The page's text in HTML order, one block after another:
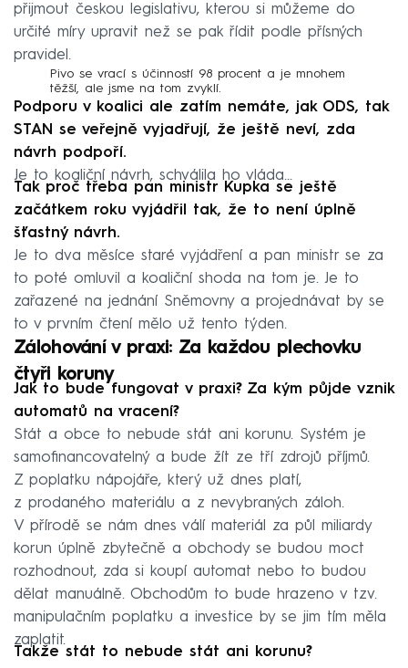
přijmout českou legislativu, kterou si můžeme do
určité míry upravit než se pak řídit podle přísných
pravidel.
Pivo se vrací s účinností 98 procent a je mnohem
těžší, ale jsme na tom zvyklí.
Podporu v koalici ale zatím nemáte, jak ODS, tak
STAN se veřejně vyjadřují, že ještě neví, zda
návrh podpoří.
Je to koaliční návrh, schválila ho vláda…
Tak proč třeba pan ministr Kupka se ještě
začátkem roku vyjádřil tak, že to není úplně
šťastný návrh.
Je to dva měsíce staré vyjádření a pan ministr se za
to poté omluvil a koaliční shoda na tom je. Je to
zařazené na jednání Sněmovny a projednávat by se
to v prvním čtení mělo už tento týden.
Zálohování v praxi: Za každou plechovku
čtyři koruny
Jak to bude fungovat v praxi? Za kým půjde vznik
automatů na vracení?
Stát a obce to nebude stát ani korunu. Systém je
samofinancovatelný a bude žít ze tří zdrojů příjmů.
Z poplatku nápojáře, který už dnes platí,
z prodaného materiálu a z nevybraných záloh.
V přírodě se nám dnes válí materiál za půl miliardy
korun úplně zbytečně a obchody se budou moct
rozhodnout, zda si koupí automat nebo to budou
dělat manuálně. Obchodům to bude hrazeno v tzv.
manipulačním poplatku a investice by se jim tím měla
zaplatit.
Takže stát to nebude stát ani korunu?